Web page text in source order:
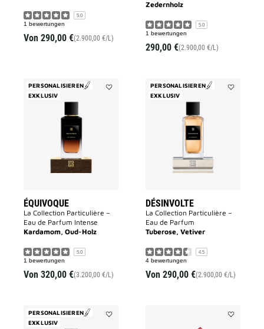
5.0
1 bewertungen
Von 290,00 €(2.900,00 €/L)
Zedernholz
5.0
1 bewertungen
290,00 €(2.900,00 €/L)
PERSONALISIEREN
EXKLUSIV
ÉQUIVOQUE
La Collection Particulière –
Eau de Parfum Intense
Kardamom, Oud-Holz
5.0
1 bewertungen
Von 320,00 €(3.200,00 €/L)
PERSONALISIEREN
EXKLUSIV
DÉSINVOLTE
La Collection Particulière –
Eau de Parfum
Tuberose, Vetiver
4.5
4 bewertungen
Von 290,00 €(2.900,00 €/L)
PERSONALISIEREN
EXKLUSIV